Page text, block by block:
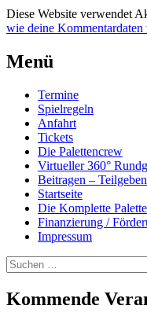
Diese Website verwendet
wie deine Kommentardaten
Beitrags-
←Miese
Brise!
morgen
Ruhetag!
Windstill
und
Menü
Termine
Spielregeln
Anfahrt
Tickets
Die Palettencrew
Virtueller 360°
Beitragen – Teilgeben
Startseite
Die Komplette
Finanzierung /
Impressum
Suchen
nach:
Kommende